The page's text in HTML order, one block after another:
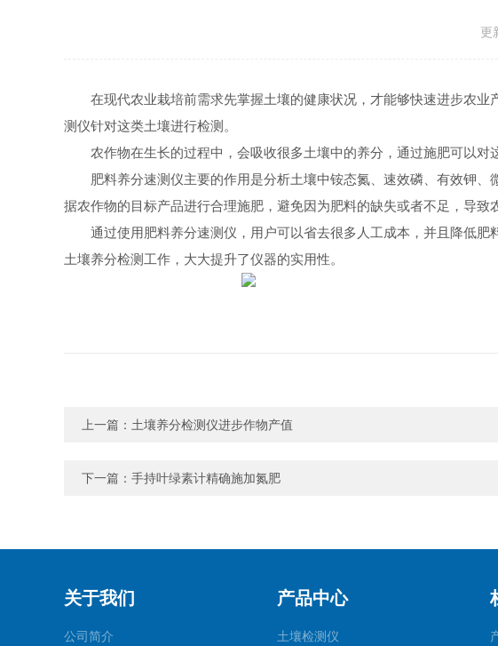
更
在现代农业栽培前需求先掌握土壤的健康状况，才能够快速进步农
测仪针对这类土壤进行检测。
农作物在生长的过程中，会吸收很多土壤中的养分，通过施肥可以
肥料养分速测仪主要的作用是分析土壤中铵态氮、速效磷、有效钾
据农作物的目标产品进行合理施肥，避免因为肥料的缺失或者不足，导致
通过使用肥料养分速测仪，用户可以省去很多人工成本，并且降低
土壤养分检测工作，大大提升了仪器的实用性。
上一篇： 土壤养分检测仪进步作物产值
下一篇： 手持叶绿素计精确施加氮肥
关于我们
公司简介
产品中心
土壤检测仪